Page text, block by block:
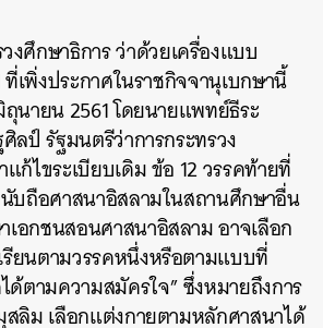
งศึกษาธิการ ว่าด้วยเครื่องแบบ
เพิ่งประกาศในราชกิจจานุเบกษานี้
นายน 2561 โดยนายแพทย์ธีระ
ลป์ รัฐมนตรีว่าการกระทรวง
ก้ไขระเบียบเดิม ข้อ 12 วรรคท้ายที่
นับถือศาสนาอิสลามในสถานศึกษาอื่น
อกชนสอนศาสนาอิสลาม อาจเลือก
ยนตามวรรคหนึ่งหรือตามแบบที่
ตามความสมัครใจ” ซึ่งหมายถึงการ
สลิม เลือกแต่งกายตามหลักศาสนาได้